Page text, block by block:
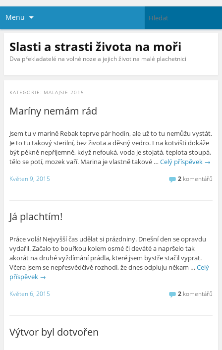
Menu
Slasti a strasti života na moři
Dva překladatelé na volné noze a jejich život na malé plachetnici
KATEGORIE: MALAJSIE 2015
Maríny nemám rád
Jsem tu v marině Rebak teprve pár hodin, ale už to tu nemůžu vystát.
Je to tu takový sterilní, bez života a děsný vedro. I na kotvišti dokáže
být pěkně nepříjemně, když nefouká, voda je stojatá, teplota stoupá,
tělo se potí, mozek vaří. Marina je vlastně takové … Celý příspěvek →
Květen 9, 2015 2 komentářů
Já plachtím!
Práce volá! Nejvyšší čas udělat si prázdniny. Dnešní den se opravdu
vydařil. Začalo to bouřkou kolem osmé či deváté a napršelo tak
akorát na druhé vyždímání prádla, které jsem bystře stačil vyprat.
Včera jsem se nepřesvědčivě rozhodl, že dnes odpluju někam … Celý
příspěvek →
Květen 6, 2015 2 komentářů
Výtvor byl dotvořen